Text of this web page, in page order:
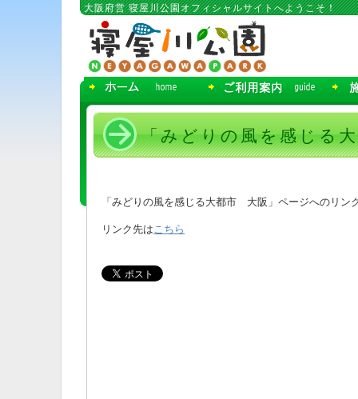
大阪府営 寝屋川公園オフィシャルサイトへようこそ！
コ
ツ
へ
動
「みどりの風を感じる
「みどりの風を感じる大都市 大阪」ページへのリン
リンク先はこちら